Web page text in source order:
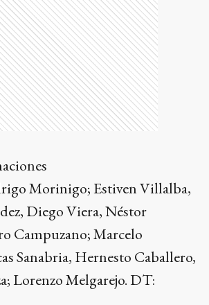
Morinigo; Estiven Villalba,
Diego Viera, Néstor
Campuzano; Marcelo
Sanabria, Hernesto Caballero,
Lorenzo Melgarejo. DT: